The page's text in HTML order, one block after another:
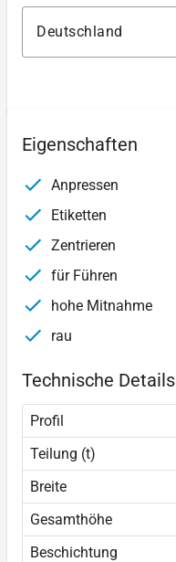
Deutschland
Eigenschaften
Anpressen
Etiketten
Zentrieren
für Führen
hohe Mitnahme
rau
Technische Details
Profil
Teilung (t)
Breite
Gesamthöhe
Beschichtung